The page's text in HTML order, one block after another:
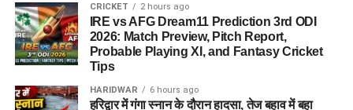
CRICKET 2 hours ago
IRE vs AFG Dream11 Prediction 3rd ODI
2026: Match Preview, Pitch Report,
Probable Playing XI, and Fantasy Cricket
Tips
HARIDWAR 6 hours ago
हरिद्वार में गंगा स्नान के दौरान हादसा, तेज बहाव में बहा